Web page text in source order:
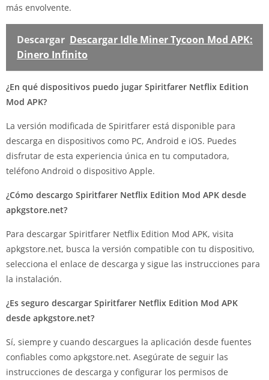
más envolvente.
Descargar Descargar Idle Miner Tycoon Mod APK:
Dinero Infinito
¿En qué dispositivos puedo jugar Spiritfarer Netflix Edition
Mod APK?
La versión modificada de Spiritfarer está disponible para
descarga en dispositivos como PC, Android e iOS. Puedes
disfrutar de esta experiencia única en tu computadora,
teléfono Android o dispositivo Apple.
¿Cómo descargo Spiritfarer Netflix Edition Mod APK desde
apkgstore.net?
Para descargar Spiritfarer Netflix Edition Mod APK, visita
apkgstore.net, busca la versión compatible con tu dispositivo,
selecciona el enlace de descarga y sigue las instrucciones para
la instalación.
¿Es seguro descargar Spiritfarer Netflix Edition Mod APK
desde apkgstore.net?
Sí, siempre y cuando descargues la aplicación desde fuentes
confiables como apkgstore.net. Asegúrate de seguir las
instrucciones de descarga y configurar los permisos de